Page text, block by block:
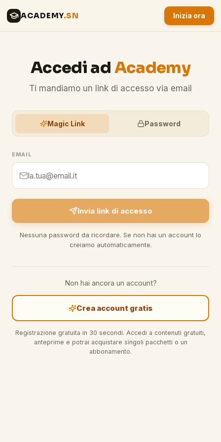
ACADEMY.SN Inizia ora
Accedi ad Academy
Ti mandiamo un link di accesso via email
Magic Link Password
EMAIL
Invia link di accesso
Nessuna password da ricordare. Se non hai un account lo
creiamo automaticamente.
Non hai ancora un account?
Crea account gratis
Registrazione gratuita in 30 secondi. Accedi a contenuti gratuiti,
anteprime e potrai acquistare singoli pacchetti o un
abbonamento.